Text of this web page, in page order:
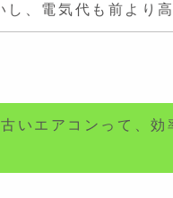
、電気代も前より
いエアコンって、効